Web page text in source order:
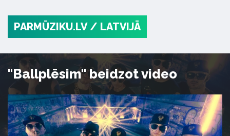
PARMŪZIKU.LV / LATVIJĀ
"Ballplēsim" beidzot video